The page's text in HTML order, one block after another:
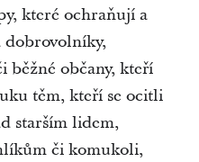
které ochraňují a
dobrovolníky,
běžné občany, kteří
těm, kteří se ocitli
starším lidem,
či komukoli,